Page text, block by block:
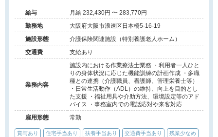
給与
月給 232,430円 〜 283,770円
勤務地
大阪府大阪市浪速区日本橋5-16-19
施設形態
介護保険関連施設（特別養護老人ホーム）
交通費
支給あり
業務内容
施設内における作業療法士業務 ・利用者一人ひと
りの身体状況に応じた機能訓練の計画作成 ・多職
種との連携（介護職員、看護師、管理栄養士等）
・日常生活動作（ADL）の維持、向上を目的とし
た支援 ・福祉用具や介助方法、環境設定等のアド
バイス ・事務室内での電話応対や来客対応
雇用形態
常勤
賞与あり 住宅手当あり 扶養手当あり 交通費手当あり 残業少なめ